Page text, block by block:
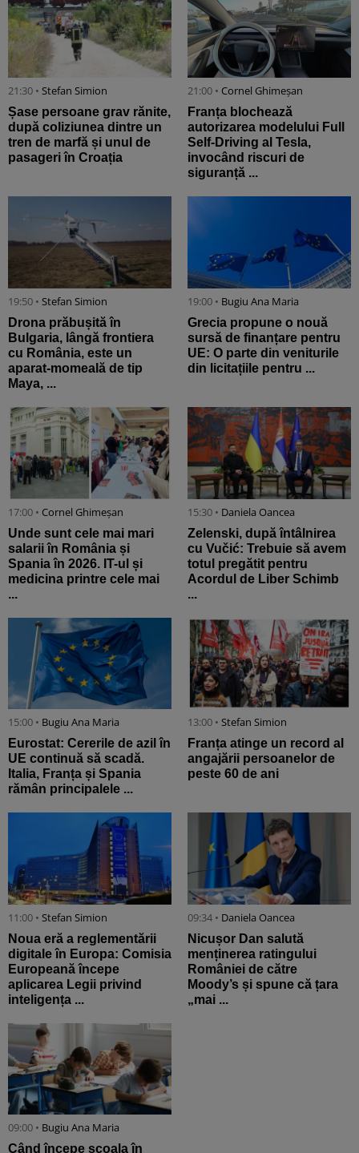
21:30 • Stefan Simion
Șase persoane grav rănite,
după coliziunea dintre un
tren de marfă și unul de
pasageri în Croația
21:00 • Cornel Ghimeșan
Franța blochează
autorizarea modelului Full
Self-Driving al Tesla,
invocând riscuri de
siguranță ...
19:50 • Stefan Simion
Drona prăbușită în
Bulgaria, lângă frontiera
cu România, este un
aparat-momeală de tip
Maya, ...
19:00 • Bugiu ⁠Ana Maria
Grecia propune o nouă
sursă de finanțare pentru
UE: O parte din veniturile
din licitațiile pentru ...
17:00 • Cornel Ghimeșan
Unde sunt cele mai mari
salarii în România și
Spania în 2026. IT-ul și
medicina printre cele mai
...
15:30 • Daniela Oancea
Zelenski, după întâlnirea
cu Vučić: Trebuie să avem
totul pregătit pentru
Acordul de Liber Schimb
...
15:00 • Bugiu ⁠Ana Maria
Eurostat: Cererile de azil în
UE continuă să scadă.
Italia, Franța și Spania
rămân principalele ...
13:00 • Stefan Simion
Franța atinge un record al
angajării persoanelor de
peste 60 de ani
11:00 • Stefan Simion
Noua eră a reglementării
digitale în Europa: Comisia
Europeană începe
aplicarea Legii privind
inteligența ...
09:34 • Daniela Oancea
Nicușor Dan salută
menținerea ratingului
României de către
Moody’s și spune că țara
„mai ...
09:00 • Bugiu ⁠Ana Maria
Când începe școala în